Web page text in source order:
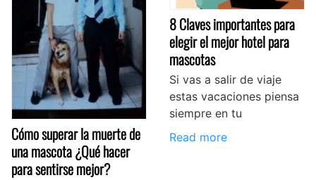
Cómo superar la muerte de
una mascota ¿Qué hacer
para sentirse mejor?
8 Claves importantes para
elegir el mejor hotel para
mascotas
Si vas a salir de viaje
estas vacaciones piensa
siempre en tu
Read more